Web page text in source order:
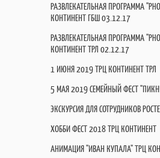
РАЗВЛЕКАТЕЛЬНАЯ ПРОГРАММА
КОНТИНЕНТ ГБШ 03.12.17
РАЗВЛЕКАТЕЛЬНАЯ ПРОГРАММА
КОНТИНЕНТ ТРЛ 02.12.17
1 ИЮНЯ 2019 ТРЦ КОНТИНЕНТ ТРЛ
5 МАЯ 2019 СЕМЕЙНЫЙ ФЕСТ
ЭКСКУРСИЯ ДЛЯ СОТРУДНИКОВ
ХОББИ ФЕСТ 2018 ТРЦ КОНТИНЕНТ
АНИМАЦИЯ "ИВАН КУПАЛА" ТРЦ